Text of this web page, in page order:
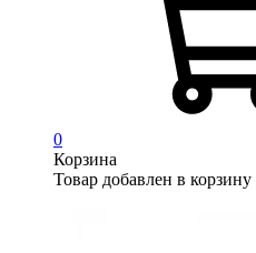
0
Корзина
Товар добавлен в корзину